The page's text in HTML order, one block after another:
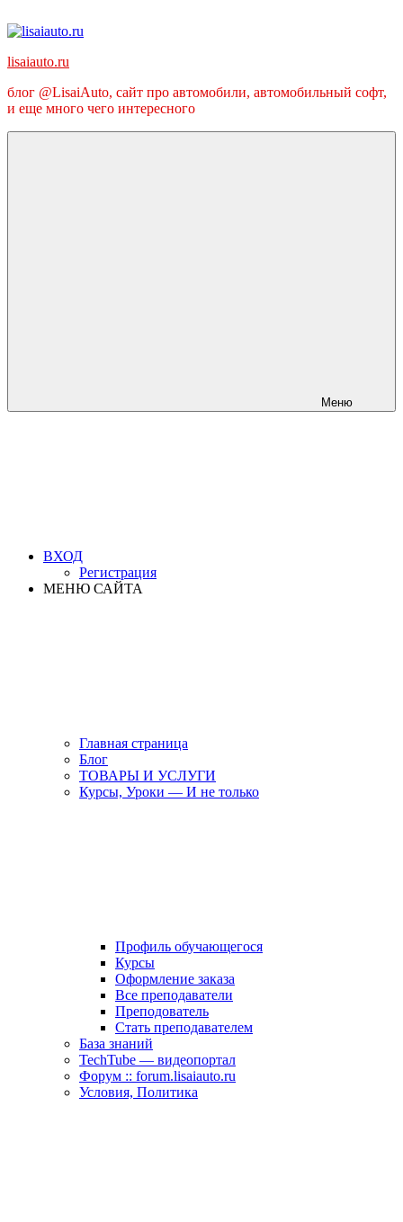
к
lisaiauto.ru
блог @LisaiAuto, сайт про автомобили, автомобильный софт,
и еще много чего интересного
Меню
ВХОД
Регистрация
МЕНЮ САЙТА
Главная страница
Блог
ТОВАРЫ И УСЛУГИ
Курсы, Уроки — И не только
Профиль обучающегося
Курсы
Оформление заказа
Все преподаватели
Преподователь
Стать преподавателем
База знаний
TechTube — видеопортал
Форум :: forum.lisaiauto.ru
Условия, Политика